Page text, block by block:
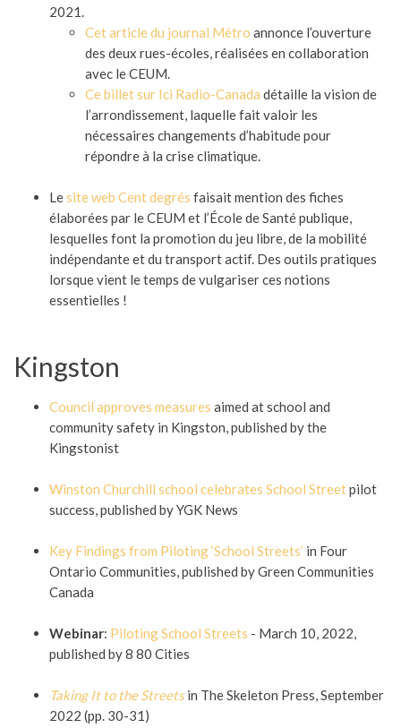
2021.
Cet article du journal Métro annonce l’ouverture
des deux rues-écoles, réalisées en collaboration
avec le CEUM.
Ce billet sur Ici Radio-Canada détaille la vision de
l’arrondissement, laquelle fait valoir les
nécessaires changements d’habitude pour
répondre à la crise climatique.
Lesite web Cent degrés faisait mention des fiches
élaborées par le CEUM et l’École de Santé publique,
lesquelles font la promotion du jeu libre, de la mobilité
indépendante et du transport actif. Des outils pratiques
lorsque vient le temps de vulgariser ces notions
essentielles !
Kingston
Council approves measures aimed at school and
community safety in Kingston, published by the
Kingstonist
Winston Churchill school celebrates School Streetpilot
success, published by YGK News
Key Findings from Piloting ‘School Streets’ in Four
Ontario Communities, published by Green Communities
Canada
Webinar: Piloting School Streets - March 10, 2022,
published by 8 80 Cities
Taking It to the Streetsin The Skeleton Press, September
2022 (pp. 30-31)